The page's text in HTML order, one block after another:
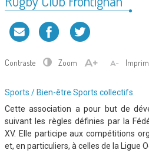
Contraste Zoom
Type
d'association
Sports / Bien-être Sports collectifs
Cette association a pour but de
suivant les règles définies par la
XV. Elle participe aux compétitions
et, en particuliers, à celles de la Ligue